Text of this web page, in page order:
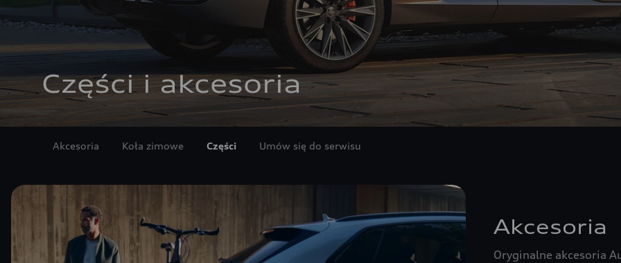
Części i akcesoria
Akcesoria Koła zimowe Części Umów się do serwisu
Akcesoria
Oryginalne akcesoria